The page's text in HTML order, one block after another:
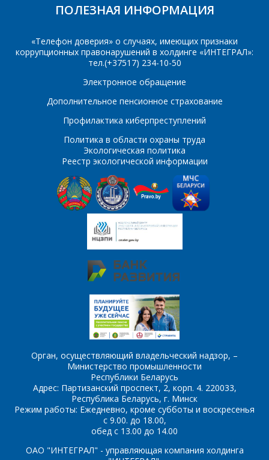
ПОИСК
ПОЛЕЗНАЯ ИНФОРМАЦИЯ
«Телефон доверия» о случаях, имеющих признаки
коррупционных правонарушений в холдинге «ИНТЕГРАЛ»:
тел.(+37517) 234-10-50
Электронное обращение
Дополнительное пенсионное страхование
Профилактика киберпреступлений
Политика в области охраны труда
Экологическая политика
Реестр экологической информации
Орган, осуществляющий владельческий надзор, –
Министерство промышленности
Республики Беларусь
Адрес: Партизанский проспект, 2, корп. 4. 220033,
Республика Беларусь, г. Минск
Режим работы: Ежедневно, кроме субботы и воскресенья
с 9.00. до 18.00,
обед с 13.00 до 14.00
ОАО "ИНТЕГРАЛ" - управляющая компания холдинга
сотрудники компании
свяжутся с Вами по
и сроков поставки.
Фамилия Имя *
Организация*
E-mail*
Интересующий товар/
услуга, их количество
Телефон*
E-mail
Интересующий товар/
услуга
Сообщение*
обработку
персональных данных*
*- обязательные